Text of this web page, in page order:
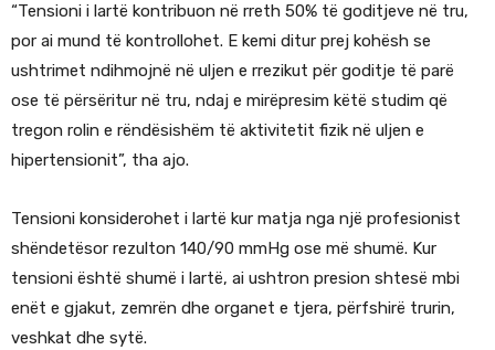
“Tensioni i lartë kontribuon në rreth 50% të goditjeve në tru,
por ai mund të kontrollohet. E kemi ditur prej kohësh se
ushtrimet ndihmojnë në uljen e rrezikut për goditje të parë
ose të përsëritur në tru, ndaj e mirëpresim këtë studim që
tregon rolin e rëndësishëm të aktivitetit fizik në uljen e
hipertensionit”, tha ajo.
Tensioni konsiderohet i lartë kur matja nga një profesionist
shëndetësor rezulton 140/90 mmHg ose më shumë. Kur
tensioni është shumë i lartë, ai ushtron presion shtesë mbi
enët e gjakut, zemrën dhe organet e tjera, përfshirë trurin,
veshkat dhe sytë.